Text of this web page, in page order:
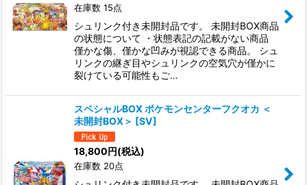
在庫数 15点
シュリンク付き未開封品です。 未開封BOX商品
の状態について ・状態表記の記載がない商品
僅かな傷、僅かな凹みが視認できる商品。 シュ
リンクの継ぎ目やシュリンクの空気穴が僅かに
裂けている可能性もご…
スペシャルBOX ポケモンセンターフクオカ ＜
未開封BOX＞ [SV]
18,800円(税込)
在庫数 20点